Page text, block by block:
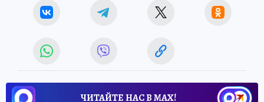
ЧИТАЙТЕ НАС В МАХ!